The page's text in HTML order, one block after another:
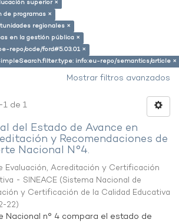
superior ×
de programas ×
regionales ×
en la gestión pública ×
repo/ocde/ford#5.03.01 ×
info:eu-repo/semantics/article ×
Mostrar filtros avanzados
de 1
del Estado de Avance en
y Recomendaciones de
Nacional N°4.
Evaluación, Acreditación y Certificación
- SINEACE (Sistema Nacional de
y Certificación de la Calidad Educativa
22)
Nacional n° 4 compara el estado de